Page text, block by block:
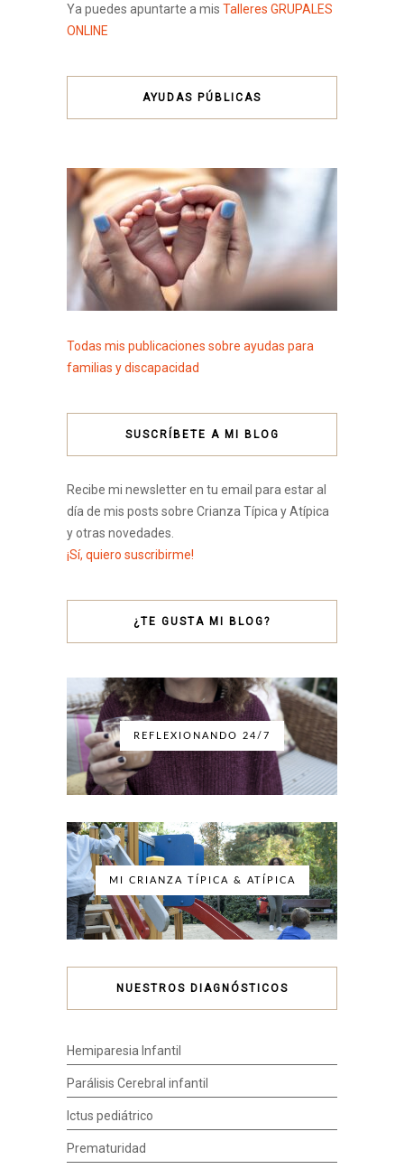
Ya puedes apuntarte a mis Talleres GRUPALES
ONLINE
AYUDAS PÚBLICAS
Todas mis publicaciones sobre ayudas para
familias y discapacidad
SUSCRÍBETE A MI BLOG
Recibe mi newsletter en tu email para estar al
día de mis posts sobre Crianza Típica y Atípica
y otras novedades.
¡Sí, quiero suscribirme!
¿TE GUSTA MI BLOG?
REFLEXIONANDO 24/7
MI CRIANZA TÍPICA & ATÍPICA
NUESTROS DIAGNÓSTICOS
Hemiparesia Infantil
Parálisis Cerebral infantil
Ictus pediátrico
Prematuridad